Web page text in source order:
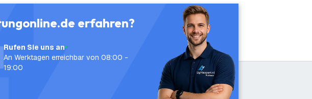
erfahren?
Rufen Sie uns an
An Werktagen erreichbar von 08:00 -
19:00